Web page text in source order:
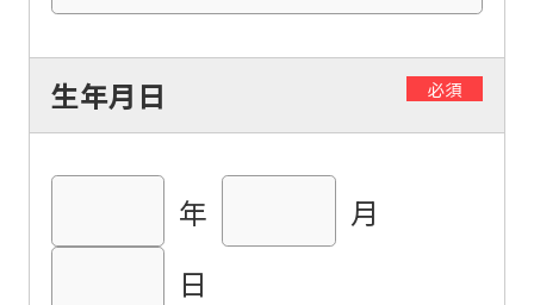
生年月日 必須
年
月
日
foreigners
Sports